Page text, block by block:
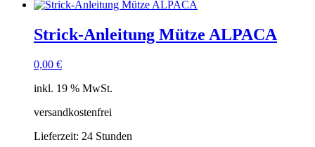
Strick-Anleitung Mütze ALPACA
0,00 €
inkl. 19 % MwSt.
versandkostenfrei
Lieferzeit: 24 Stunden